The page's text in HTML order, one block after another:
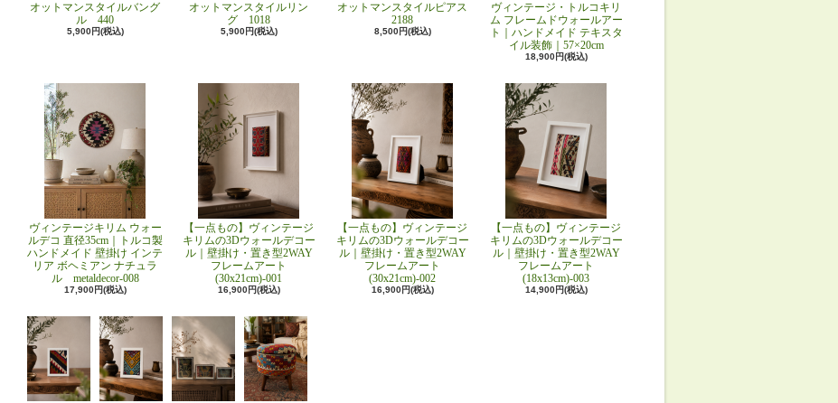
オットマンスタイルバング
ル 440
5,900円(税込)
オットマンスタイルリン
グ 1018
5,900円(税込)
オットマンスタイルピアス
2188
8,500円(税込)
ヴィンテージ・トルコキリ
ム フレームドウォールアー
ト｜ハンドメイド テキスタ
イル装飾｜57×20cm
18,900円(税込)
ヴィンテージキリム ウォー
ルデコ 直径35cm｜トルコ製
ハンドメイド 壁掛け インテ
リア ボヘミアン ナチュラ
ル metaldecor-008
17,900円(税込)
【一点もの】ヴィンテージ
キリムの3Dウォールデコー
ル｜壁掛け・置き型2WAY
フレームアート
(30x21cm)-001
16,900円(税込)
【一点もの】ヴィンテージ
キリムの3Dウォールデコー
ル｜壁掛け・置き型2WAY
フレームアート
(30x21cm)-002
16,900円(税込)
【一点もの】ヴィンテージ
キリムの3Dウォールデコー
ル｜壁掛け・置き型2WAY
フレームアート
(18x13cm)-003
14,900円(税込)